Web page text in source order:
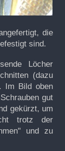
die
sind.
Löcher
(dazu
Im Bild oben
gut
gekürzt, um
trotz der
und zu